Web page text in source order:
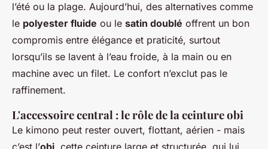
l’été ou la plage. Aujourd’hui, des alternatives comme
le polyester fluide ou le satin doublé offrent un bon
compromis entre élégance et praticité, surtout
lorsqu’ils se lavent à l’eau froide, à la main ou en
machine avec un filet. Le confort n’exclut pas le
raffinement.
L'accessoire central : le rôle de la ceinture obi
Le kimono peut rester ouvert, flottant, aérien - mais